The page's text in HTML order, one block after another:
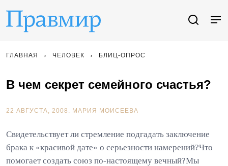
ГЛАВНАЯ ЧЕЛОВЕК БЛИЦ-ОПРОС
В чем секрет семейного счастья?
22 АВГУСТА, 2008. МАРИЯ МОИСЕЕВА
Свидетельствует ли стремление подгадать заключение
брака к «красивой дате» о серьезности намерений?Что
помогает создать союз по-настоящему вечный?Мы